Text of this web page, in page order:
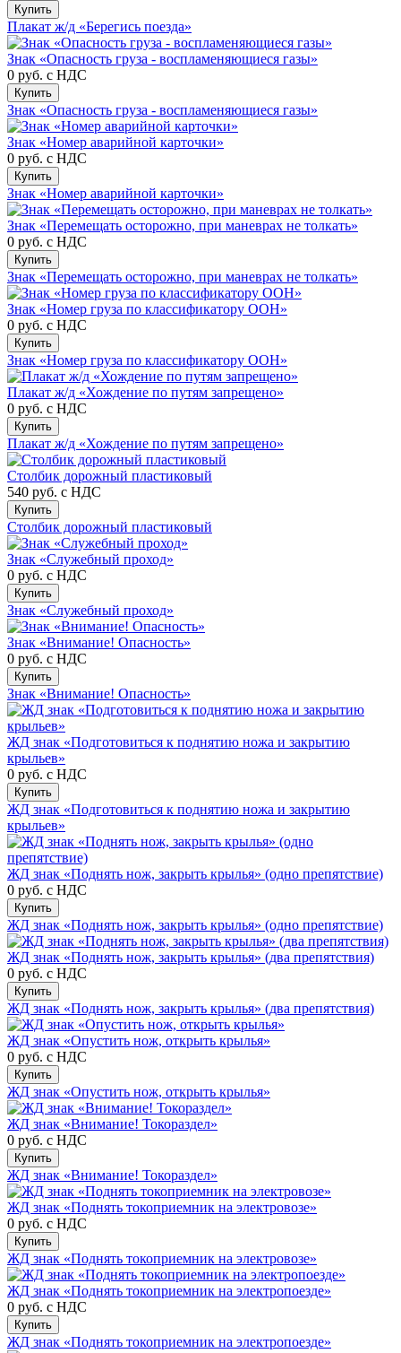
Купить
Плакат ж/д «Берегись поезда»
Знак «Опасность груза - воспламеняющиеся газы»
0 руб. с НДС
Купить
Знак «Опасность груза - воспламеняющиеся газы»
Знак «Номер аварийной карточки»
0 руб. с НДС
Купить
Знак «Номер аварийной карточки»
Знак «Перемещать осторожно, при маневрах не толкать»
0 руб. с НДС
Купить
Знак «Перемещать осторожно, при маневрах не толкать»
Знак «Номер груза по классификатору ООН»
0 руб. с НДС
Купить
Знак «Номер груза по классификатору ООН»
Плакат ж/д «Хождение по путям запрещено»
0 руб. с НДС
Купить
Плакат ж/д «Хождение по путям запрещено»
Столбик дорожный пластиковый
540 руб. с НДС
Купить
Столбик дорожный пластиковый
Знак «Служебный проход»
0 руб. с НДС
Купить
Знак «Служебный проход»
Знак «Внимание! Опасность»
0 руб. с НДС
Купить
Знак «Внимание! Опасность»
ЖД знак «Подготовиться к поднятию ножа и закрытию
крыльев»
0 руб. с НДС
Купить
ЖД знак «Подготовиться к поднятию ножа и закрытию
крыльев»
ЖД знак «Поднять нож, закрыть крылья» (одно препятствие)
0 руб. с НДС
Купить
ЖД знак «Поднять нож, закрыть крылья» (одно препятствие)
ЖД знак «Поднять нож, закрыть крылья» (два препятствия)
0 руб. с НДС
Купить
ЖД знак «Поднять нож, закрыть крылья» (два препятствия)
ЖД знак «Опустить нож, открыть крылья»
0 руб. с НДС
Купить
ЖД знак «Опустить нож, открыть крылья»
ЖД знак «Внимание! Токораздел»
0 руб. с НДС
Купить
ЖД знак «Внимание! Токораздел»
ЖД знак «Поднять токоприемник на электровозе»
0 руб. с НДС
Купить
ЖД знак «Поднять токоприемник на электровозе»
ЖД знак «Поднять токоприемник на электропоезде»
0 руб. с НДС
Купить
ЖД знак «Поднять токоприемник на электропоезде»